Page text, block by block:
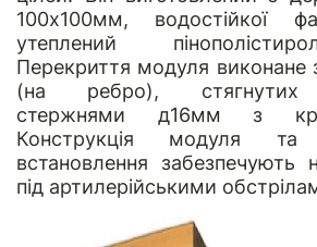
100х100мм, водостійкої
утеплений
Перекриття модуля
(на ребро), стягнутих
стержнями д16мм з
Конструкція модуля
встановлення забезпечують
під артилерійськими